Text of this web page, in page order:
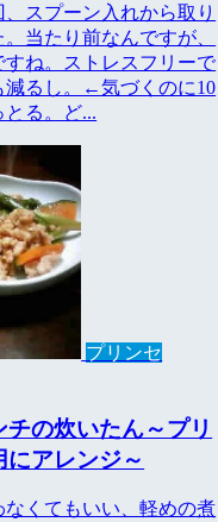
スプーン入れから取り
当たり前なんですが、
ね。ストレスフリーで
減るし。←気づくのに10
る。ど...
プリンセ
の炊いたん～プリ
にアレンジ～
くてもいい、軽めの煮